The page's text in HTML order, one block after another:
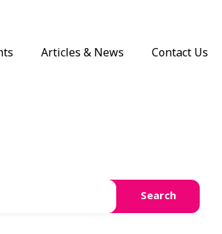
Articles & News Contact Us
Search